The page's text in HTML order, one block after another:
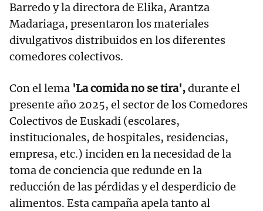
Barredo y la directora de Elika, Arantza
Madariaga, presentaron los materiales
divulgativos distribuidos en los diferentes
comedores colectivos.
Con el lema 'La comida no se tira',durante el
presente año 2025, el sector de los Comedores
Colectivos de Euskadi (escolares,
institucionales, de hospitales, residencias,
empresa, etc.) inciden en la necesidad de la
toma de conciencia que redunde en la
reducción de las pérdidas y el desperdicio de
alimentos. Esta campaña apela tanto al